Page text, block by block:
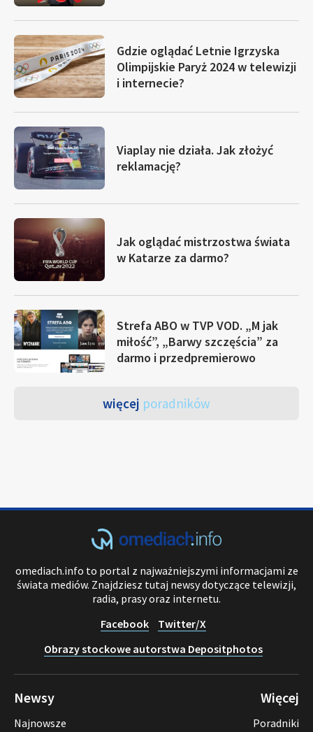
Gdzie oglądać Letnie Igrzyska
Olimpijskie Paryż 2024 w telewizji
i internecie?
Viaplay nie działa. Jak złożyć
reklamację?
Jak oglądać mistrzostwa świata
w Katarze za darmo?
Strefa ABO w TVP VOD. „M jak
miłość”, „Barwy szczęścia” za
darmo i przedpremierowo
więcej poradników
omediach.info to portal z najważniejszymi informacjami ze
świata mediów. Znajdziesz tutaj newsy dotyczące telewizji,
radia, prasy oraz internetu.
Facebook
Twitter/X
Obrazy stockowe autorstwa Depositphotos
Newsy
Najnowsze
Więcej
Poradniki